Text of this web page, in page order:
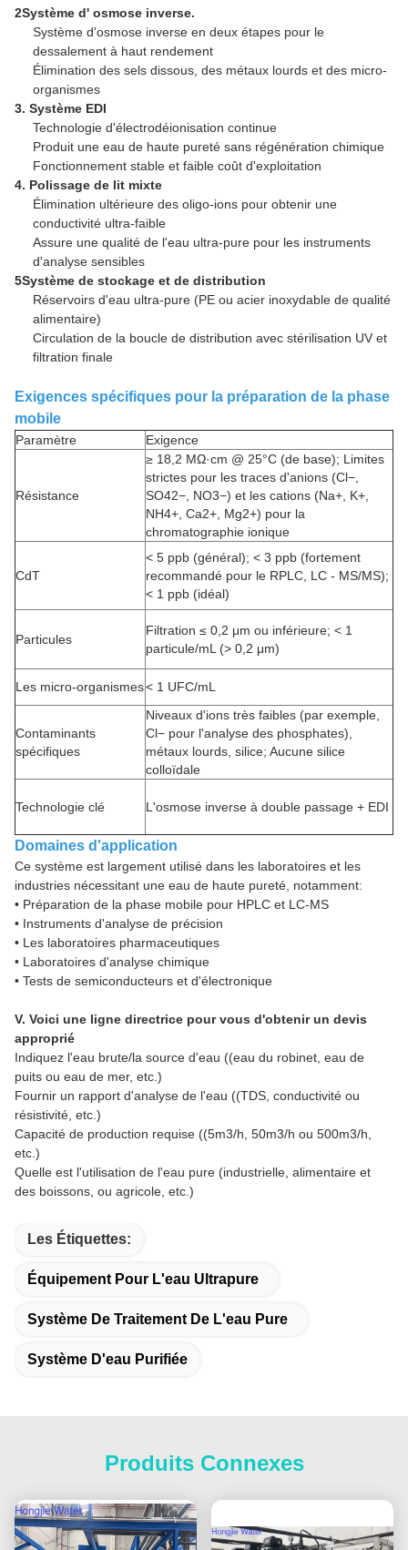
2Système d' osmose inverse.
Système d'osmose inverse en deux étapes pour le
dessalement à haut rendement
Élimination des sels dissous, des métaux lourds et des micro-
organismes
3. Système EDI
Technologie d'électrodéionisation continue
Produit une eau de haute pureté sans régénération chimique
Fonctionnement stable et faible coût d'exploitation
4. Polissage de lit mixte
Élimination ultérieure des oligo-ions pour obtenir une
conductivité ultra-faible
Assure une qualité de l'eau ultra-pure pour les instruments
d'analyse sensibles
5Système de stockage et de distribution
Réservoirs d'eau ultra-pure (PE ou acier inoxydable de qualité
alimentaire)
Circulation de la boucle de distribution avec stérilisation UV et
filtration finale
Exigences spécifiques pour la préparation de la phase
mobile
Paramètre Exigence
Résistance
≥ 18,2 MΩ·cm @ 25°C (de base); Limites
strictes pour les traces d'anions (Cl−,
SO42−, NO3−) et les cations (Na+, K+,
NH4+, Ca2+, Mg2+) pour la
chromatographie ionique
CdT
< 5 ppb (général); < 3 ppb (fortement
recommandé pour le RPLC, LC - MS/MS);
< 1 ppb (idéal)
Particules
Filtration ≤ 0,2 μm ou inférieure; < 1
particule/mL (> 0,2 μm)
Les micro-organismes< 1 UFC/mL
Contaminants
spécifiques
Niveaux d'ions très faibles (par exemple,
Cl− pour l'analyse des phosphates),
métaux lourds, silice; Aucune silice
colloïdale
Technologie clé L'osmose inverse à double passage + EDI
Domaines d'application
Ce système est largement utilisé dans les laboratoires et les
industries nécessitant une eau de haute pureté, notamment:
• Préparation de la phase mobile pour HPLC et LC-MS
• Instruments d'analyse de précision
• Les laboratoires pharmaceutiques
• Laboratoires d'analyse chimique
• Tests de semi­conducteurs et d'électronique
V. Voici une ligne directrice pour vous d'obtenir un devis
approprié
Indiquez l'eau brute/la source d'eau ((eau du robinet, eau de
puits ou eau de mer, etc.)
Fournir un rapport d'analyse de l'eau ((TDS, conductivité ou
résistivité, etc.)
Capacité de production requise ((5m3/h, 50m3/h ou 500m3/h,
etc.)
Quelle est l'utilisation de l'eau pure (industrielle, alimentaire et
des boissons, ou agricole, etc.)
Les Étiquettes:
Équipement Pour L'eau Ultrapure
Système De Traitement De L'eau Pure
Système D'eau Purifiée
Produits Connexes